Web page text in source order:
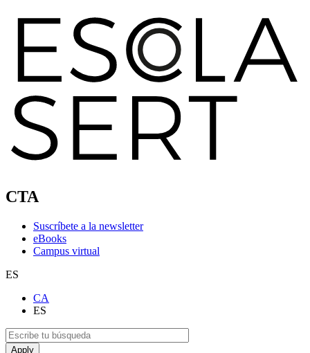
CTA
Suscríbete a la newsletter
eBooks
Campus virtual
ES
CA
ES